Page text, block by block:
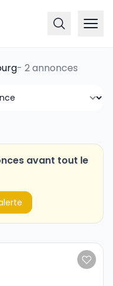
- 2 annonces
avant tout le